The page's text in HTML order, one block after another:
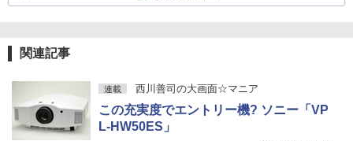
関連記事
連載 西川善司の大画面☆マニア
この充実度でエントリー機? ソニー「VP
L-HW50ES」